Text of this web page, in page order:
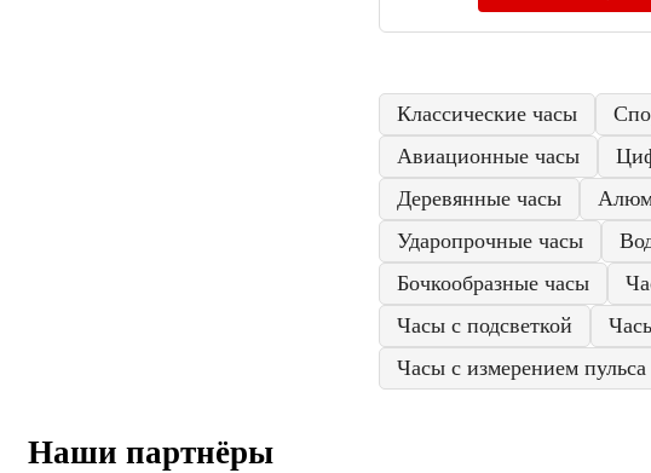
Классические часы
Авиационные часы
Деревянные часы
Ударопрочные часы
Бочкообразные часы
Часы с подсветкой
Часы с измерением
Наши партнёры